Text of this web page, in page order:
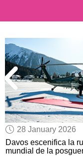
28 January 2026
Davos escenifica la
mundial de la